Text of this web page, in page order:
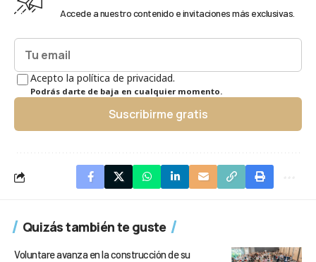
Accede a nuestro contenido e invitaciones más exclusivas.
Acepto la política de privacidad.
Podrás darte de baja en cualquier momento.
Suscribirme gratis
Quizás también te guste
Voluntare avanza en la construcción de su